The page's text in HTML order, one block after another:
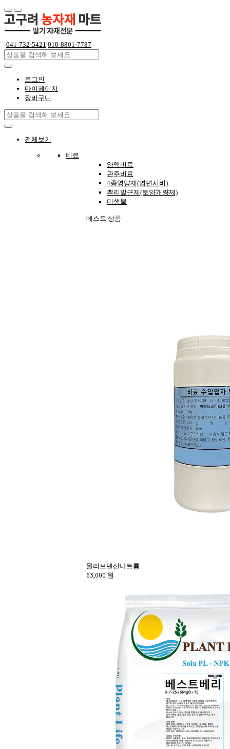
041-732-5421 010-8801-7787
로그인
마이페이지
장바구니
전체보기
비료
양액비료
관주비료
4종영양제(엽면시비)
뿌리발근제(토양개량제)
미생물
베스트 상품
몰리브덴산나트륨
63,000 원